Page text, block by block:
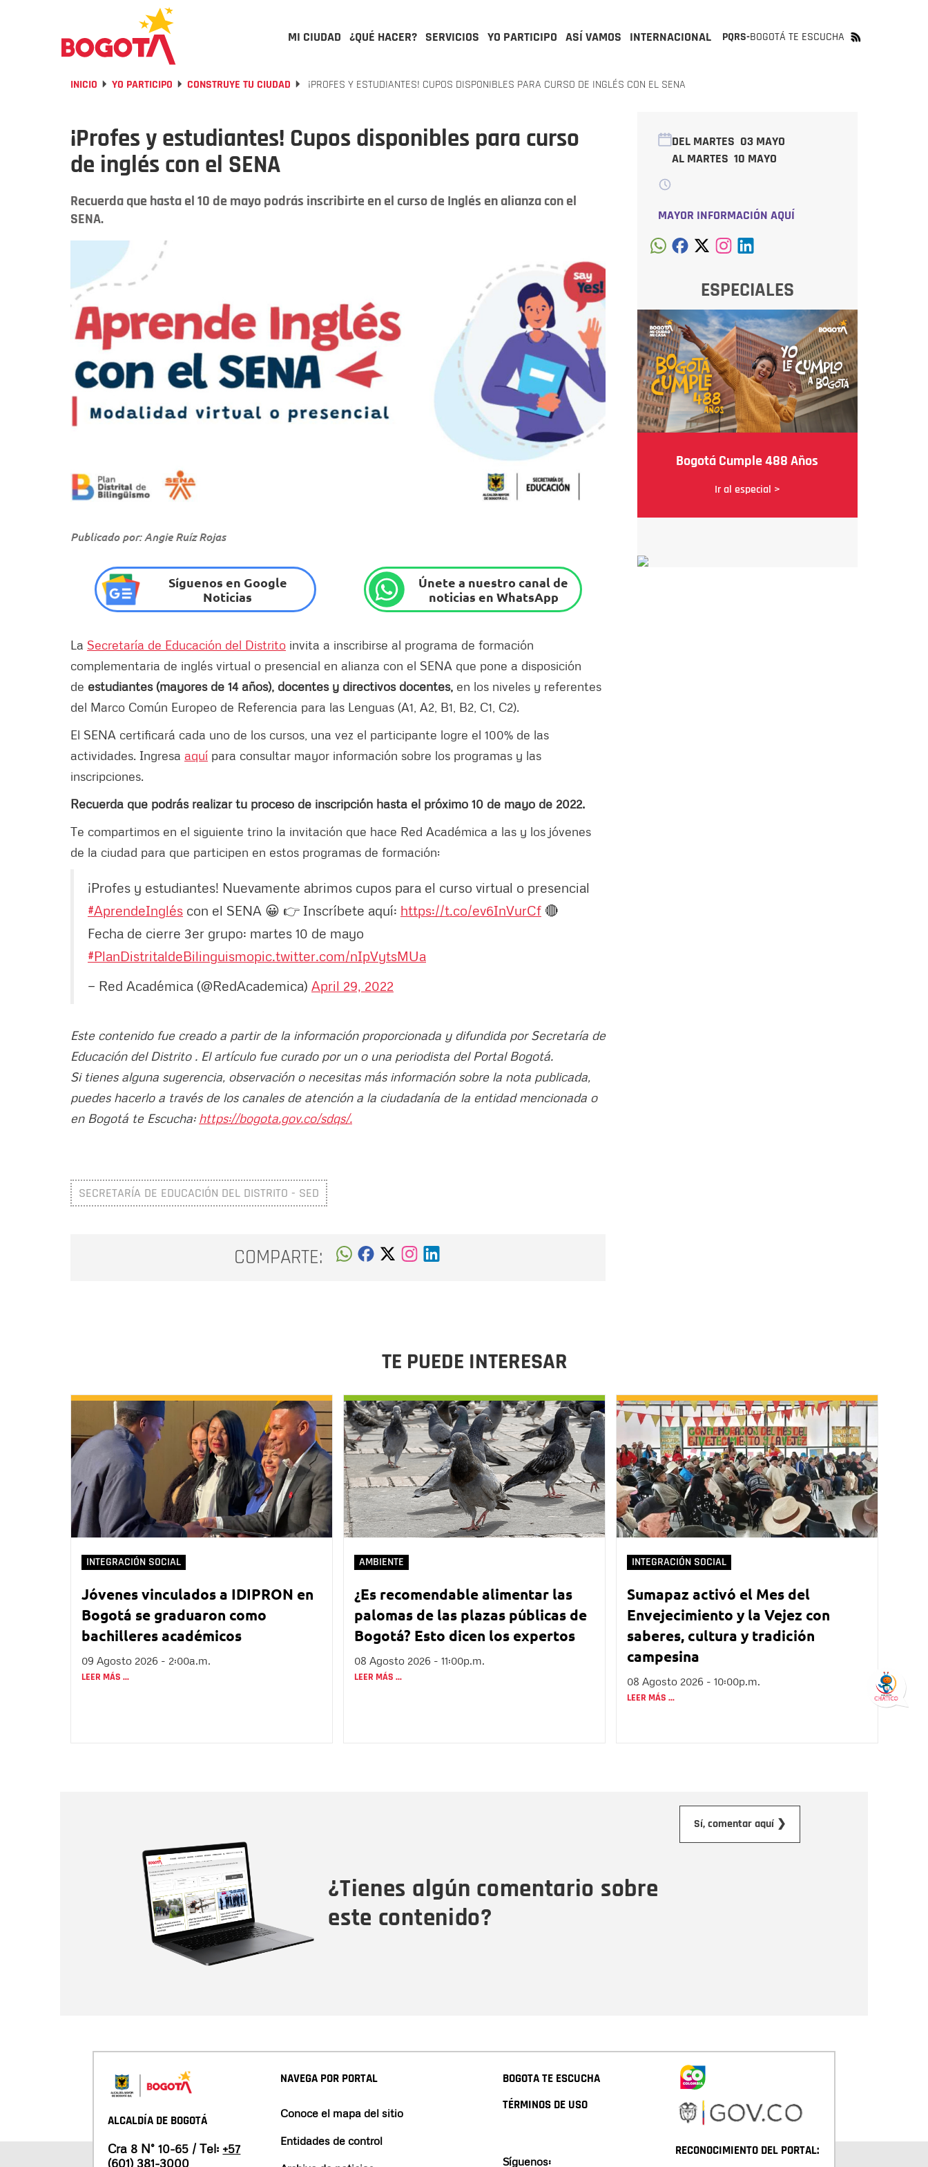
MI CIUDAD ¿QUÉ HACER? SERVICIOS YO PARTICIPO ASÍ VAMOS INTERNACIONAL PQRS-BOGOTÁ TE ESCUCHA
INICIO YO PARTICIPO CONSTRUYE TU CIUDAD ¡PROFES Y ESTUDIANTES! CUPOS DISPONIBLES PARA CURSO DE INGLÉS CON EL SENA
¡Profes y estudiantes! Cupos disponibles para curso
de inglés con el SENA
Recuerda que hasta el 10 de mayo podrás inscribirte en el curso de Inglés en alianza con el
SENA.
Publicado por: Angie Ruíz Rojas
Síguenos en Google
Noticias
Únete a nuestro canal de
noticias en WhatsApp
La Secretaría de Educación del Distrito invita a inscribirse al programa de formación
complementaria de inglés virtual o presencial en alianza con el SENA que pone a disposición
de estudiantes (mayores de 14 años), docentes y directivos docentes, en los niveles y referentes
del Marco Común Europeo de Referencia para las Lenguas (A1, A2, B1, B2, C1, C2).
El SENA certificará cada uno de los cursos, una vez el participante logre el 100% de las
actividades. Ingresa aquí para consultar mayor información sobre los programas y las
inscripciones.
Recuerda que podrás realizar tu proceso de inscripción hasta el próximo 10 de mayo de 2022.
Te compartimos en el siguiente trino la invitación que hace Red Académica a las y los jóvenes
de la ciudad para que participen en estos programas de formación:
¡Profes y estudiantes! Nuevamente abrimos cupos para el curso virtual o presencial
#AprendeInglés con el SENA 😀 👉 Inscríbete aquí: https://t.co/ev6InVurCf 🔴
Fecha de cierre 3er grupo: martes 10 de mayo
#PlanDistritaldeBilinguismopic.twitter.com/nIpVytsMUa
— Red Académica (@RedAcademica) April 29, 2022
Este contenido fue creado a partir de la información proporcionada y difundida por Secretaría de
Educación del Distrito . El artículo fue curado por un o una periodista del Portal Bogotá.
Si tienes alguna sugerencia, observación o necesitas más información sobre la nota publicada,
puedes hacerlo a través de los canales de atención a la ciudadanía de la entidad mencionada o
en Bogotá te Escucha: https://bogota.gov.co/sdqs/.
SECRETARÍA DE EDUCACIÓN DEL DISTRITO - SED
COMPARTE:
DEL MARTES 03 MAYO
AL MARTES 10 MAYO
MAYOR INFORMACIÓN AQUÍ
ESPECIALES
Bogotá Cumple 488 Años
Ir al especial >
TE PUEDE INTERESAR
INTEGRACIÓN SOCIAL
Jóvenes vinculados a IDIPRON en
Bogotá se graduaron como
bachilleres académicos
09 Agosto 2026 - 2:00a.m.
LEER MÁS ...
AMBIENTE
¿Es recomendable alimentar las
palomas de las plazas públicas de
Bogotá? Esto dicen los expertos
08 Agosto 2026 - 11:00p.m.
LEER MÁS ...
INTEGRACIÓN SOCIAL
Sumapaz activó el Mes del
Envejecimiento y la Vejez con
saberes, cultura y tradición
campesina
08 Agosto 2026 - 10:00p.m.
LEER MÁS ...
¿Tienes algún comentario sobre
este contenido?
Sí, comentar aquí ❯
ALCALDÍA DE BOGOTÁ
Cra 8 N° 10-65 / Tel: +57
(601) 381-3000
NAVEGA POR PORTAL
Conoce el mapa del sitio
Entidades de control
BOGOTA TE ESCUCHA
TÉRMINOS DE USO
Síguenos:
RECONOCIMIENTO DEL PORTAL: